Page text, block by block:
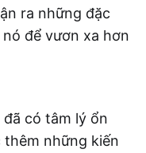
ra những đặc
để vươn xa hơn
có tâm lý ổn
những kiến